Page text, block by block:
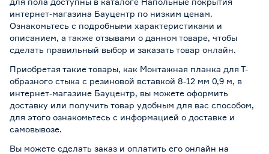
интернет-магазина Бауцентр по низким ценам.
Ознакомьтесь с подробными характеристиками и
описанием, а также отзывами о данном товаре, чтобы
сделать правильный выбор и заказать товар онлайн.
Приобретая такие товары, как Монтажная планка для Т-
образного стыка с резиновой вставкой 8-12 мм 0,9 м, в
интернет-магазине Бауцентр, вы можете оформить
доставку или получить товар удобным для вас способом,
для этого ознакомьтесь с информацией о доставке и
самовывозе.
Вы можете сделать заказ и оплатить его онлайн на